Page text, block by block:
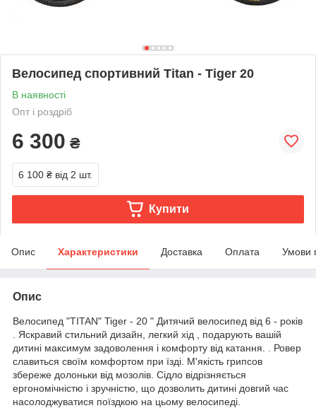
Велосипед спортивний Titan - Tiger 20
В наявності
Опт і роздріб
6 300 ₴
6 100 ₴ від 2 шт.
Купити
Опис Характеристики Доставка Оплата Умови
Опис
Велосипед "TITAN" Tiger - 20 " Дитячий велосипед від 6 - років
. Яскравий стильний дизайн, легкий хід , подарують вашій
дитині максимум задоволення і комфорту від катання. . Ровер
славиться своїм комфортом при їзді. М'якість грипсов
збереже долоньки від мозолів. Сідло відрізняється
ергономічністю і зручністю, що дозволить дитині довгий час
насолоджуватися поїздкою на цьому велосипеді.